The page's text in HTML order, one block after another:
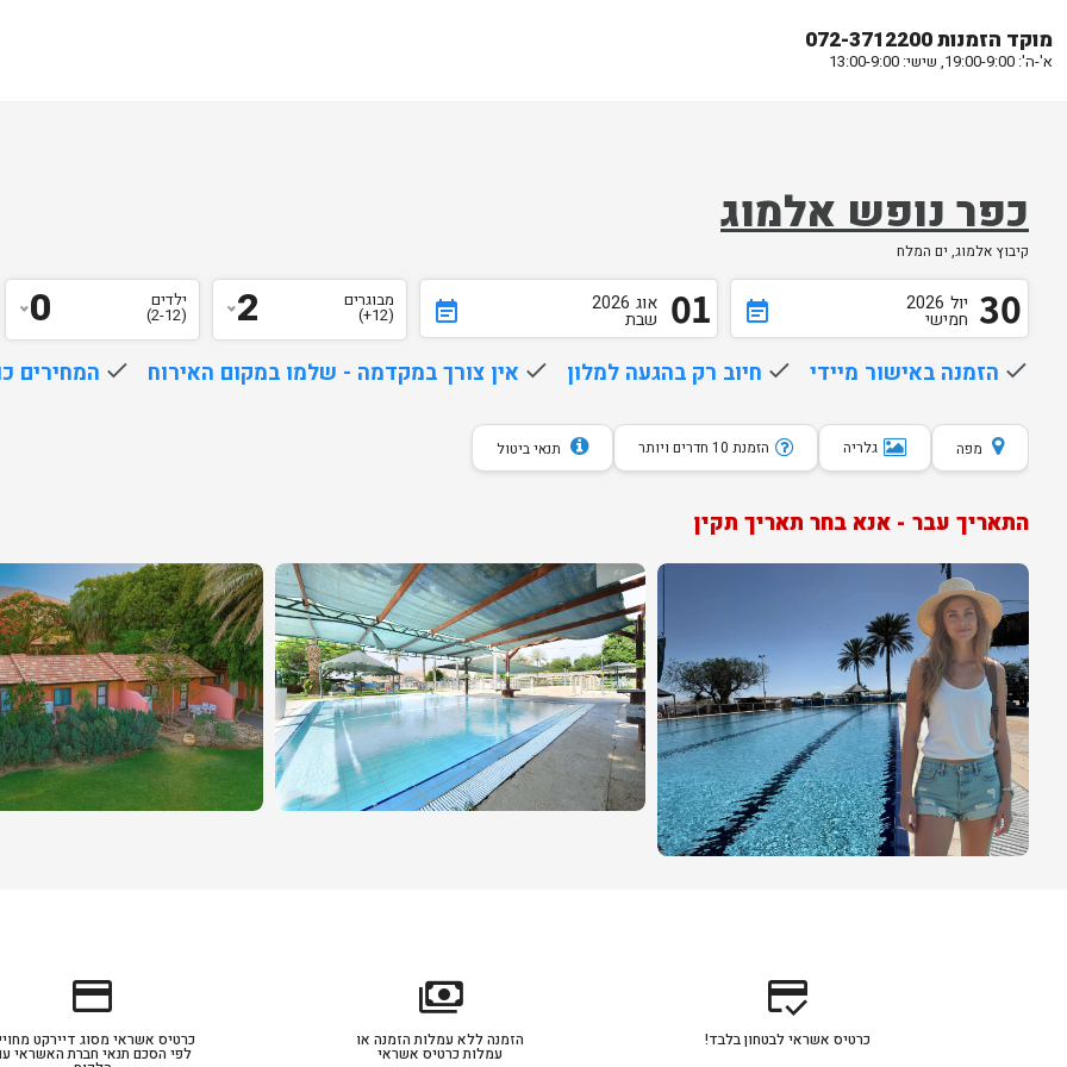
מוקד הזמנות 072-3712200
א'-ה': 19:00-9:00, שישי: 13:00-9:00
כפר נופש אלמוג
קיבוץ אלמוג, ים המלח
event_note 30 יול 2026
חמישי event_note 01 אוג 2026
שבת
מבוגרים
(12+)
2 ילדים
(2-12)
0
done הזמנה באישור מיידי done חיוב רק בהגעה למלון done אין צורך במקדמה - שלמו במקום האירוח done המחירים
מפה גלריה הזמנת 10 חדרים ויותר תנאי ביטול
התאריך עבר - אנא בחר תאריך תקין
credit_score
כרטיס אשראי לבטחון בלבד!
payments
הזמנה ללא עמלות הזמנה או
עמלות כרטיס אשראי
credit_card
כרטיס אשראי מסוג דיירקט
לפי הסכם תנאי חברת האשראי